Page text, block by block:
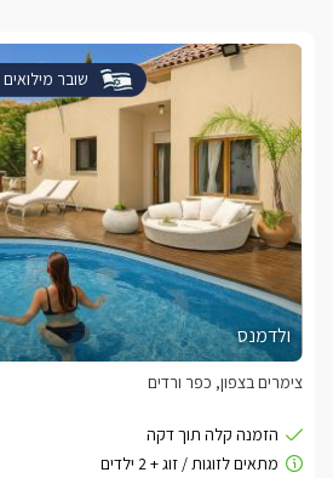
שובר מילואים
ולדמנס
צימרים בצפון, כפר ורדים